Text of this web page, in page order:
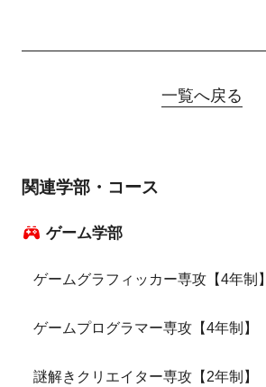
一覧へ戻る
関連学部・コース
ゲーム学部
ゲームグラフィッカー専攻【4年制】
ゲームプログラマー専攻【4年制】
謎解きクリエイター専攻【2年制】